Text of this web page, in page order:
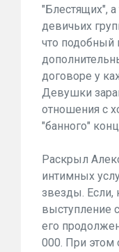
"Блестящих",
девичьих
что подобный
договоре у
Девушки
отношения с
"банного"
Раскрыл
интимных
звезды. Если,
выступление
его
000. При этом